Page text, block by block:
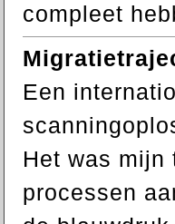
compleet
Een
Het was mijn
processen